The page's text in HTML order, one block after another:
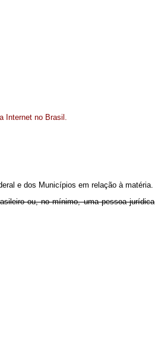
Internet no Brasil.
e dos Municípios em relação à matéria.
ou, no mínimo, uma pessoa jurídica